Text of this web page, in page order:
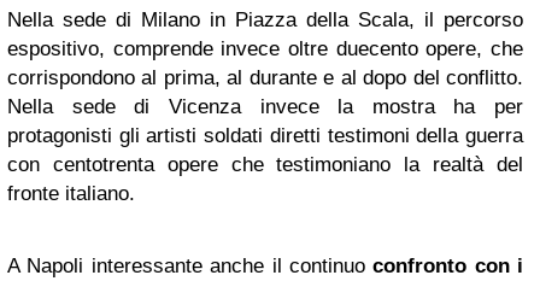
Nella sede di Milano in Piazza della Scala, il percorso
espositivo, comprende invece oltre duecento opere, che
corrispondono al prima, al durante e al dopo del conflitto.
Nella sede di Vicenza invece la mostra ha per
protagonisti gli artisti soldati diretti testimoni della guerra
con centotrenta opere che testimoniano la realtà del
fronte italiano.
A Napoli interessante anche il continuoconfronto con i